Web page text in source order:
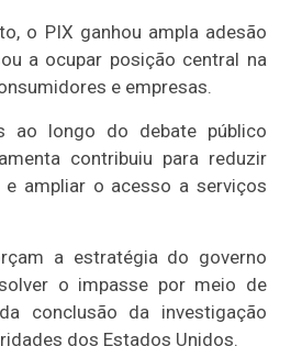
o PIX ganhou ampla adesão
a ocupar posição central na
e empresas.
ao longo do debate público
contribuiu para reduzir
ampliar o acesso a serviços
a estratégia do governo
o impasse por meio de
conclusão da investigação
dos Estados Unidos.